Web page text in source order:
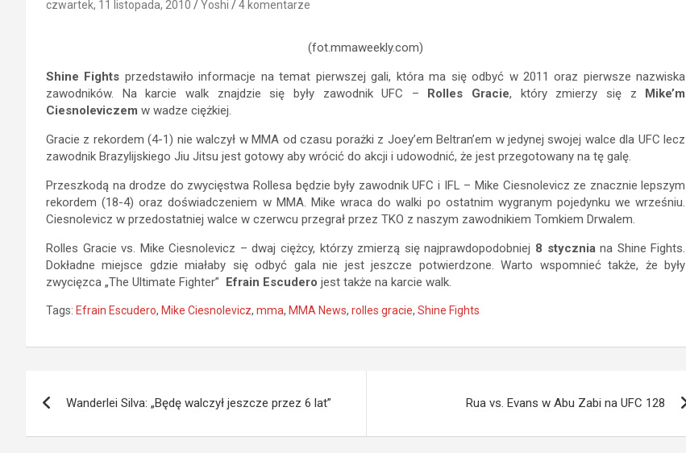
czwartek, 11 listopada, 2010 Yoshi 4 komentarze
(fot.mmaweekly.com)
Shine Fights przedstawiło informacje na temat pierwszej gali, która ma się odbyć w 2011 oraz pierwsze nazwiska
zawodników. Na karcie walk znajdzie się były zawodnik UFC – Rolles Gracie, który zmierzy się z Mike’m
Ciesnoleviczem w wadze ciężkiej.
Gracie z rekordem (4-1) nie walczył w MMA od czasu porażki z Joey’em Beltran’em w jedynej swojej walce dla UFC lecz
zawodnik Brazylijskiego Jiu Jitsu jest gotowy aby wrócić do akcji i udowodnić, że jest przegotowany na tę galę.
Przeszkodą na drodze do zwycięstwa Rollesa będzie były zawodnik UFC i IFL – Mike Ciesnolevicz ze znacznie lepszym
rekordem (18-4) oraz doświadczeniem w MMA. Mike wraca do walki po ostatnim wygranym pojedynku we wrześniu.
Ciesnolevicz w przedostatniej walce w czerwcu przegrał przez TKO z naszym zawodnikiem Tomkiem Drwalem.
Rolles Gracie vs. Mike Ciesnolevicz – dwaj ciężcy, którzy zmierzą się najprawdopodobniej 8 styczniana Shine Fights.
Dokładne miejsce gdzie miałaby się odbyć gala nie jest jeszcze potwierdzone. Warto wspomnieć także, że były
zwycięzca „The Ultimate Fighter” Efrain Escudero jest także na karcie walk.
Tags: Efrain Escudero, Mike Ciesnolevicz, mma, MMA News, rolles gracie, Shine Fights
wpisu
Wanderlei Silva: „Będę walczył jeszcze przez 6 lat” Rua vs. Evans w Abu Zabi na UFC 128